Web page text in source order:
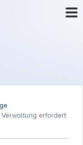
erfordert